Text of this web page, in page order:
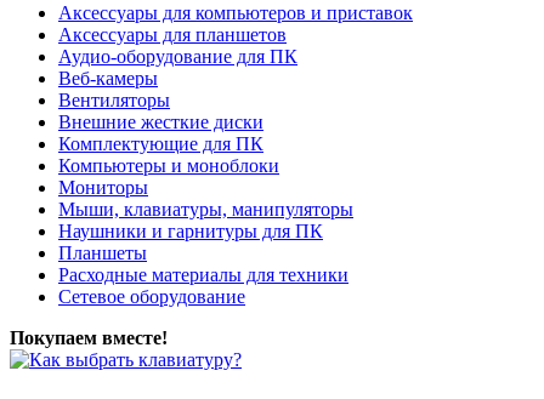
Аксессуары для компьютеров и приставок
Аксессуары для планшетов
Аудио-оборудование для ПК
Веб-камеры
Вентиляторы
Внешние жесткие диски
Комплектующие для ПК
Компьютеры и моноблоки
Мониторы
Мыши, клавиатуры, манипуляторы
Наушники и гарнитуры для ПК
Планшеты
Расходные материалы для техники
Сетевое оборудование
Покупаем вместе!